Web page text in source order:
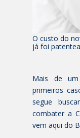
O custo do
já foi
Mais de
primeiros
segue
combater a
vem aqui do